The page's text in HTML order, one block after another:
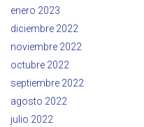
enero 2023
diciembre 2022
noviembre 2022
octubre 2022
septiembre 2022
agosto 2022
julio 2022